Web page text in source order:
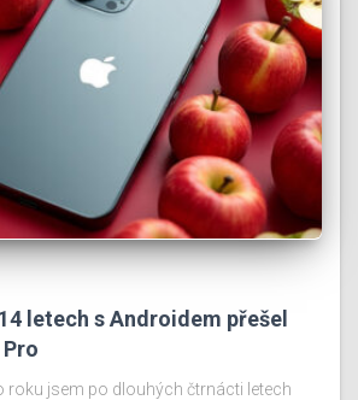
letech s Androidem přešel
roku jsem po dlouhých čtrnácti letech